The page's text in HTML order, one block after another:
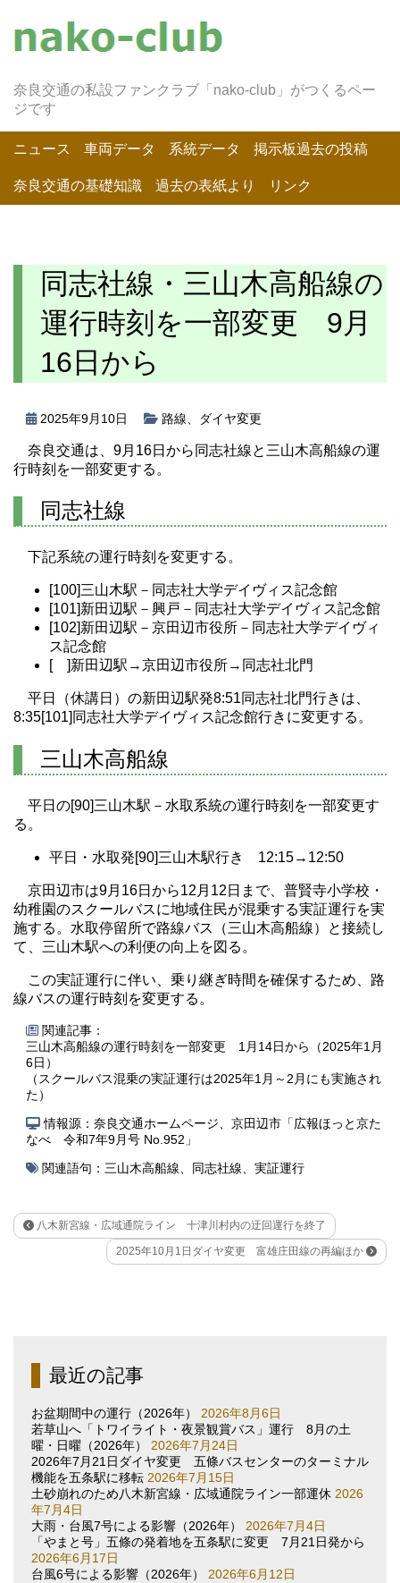
奈良交通の私設ファンクラブ「nako-club」がつくるペー
ジです
ニュース 車両データ 系統データ 掲示板過去の投稿
奈良交通の基礎知識 過去の表紙より リンク
同志社線・三山木高船線の
運行時刻を一部変更 9月
16日から
2025年9月10日 路線 ダイヤ変更
奈良交通は、9月16日から同志社線と三山木高船線の運
行時刻を一部変更する。
同志社線
下記系統の運行時刻を変更する。
[100]三山木駅－同志社大学デイヴィス記念館
[101]新田辺駅－興戸－同志社大学デイヴィス記念館
[102]新田辺駅－京田辺市役所－同志社大学デイヴィ
ス記念館
[ ]新田辺駅→京田辺市役所→同志社北門
平日（休講日）の新田辺駅発8:51同志社北門行きは、
8:35[101]同志社大学デイヴィス記念館行きに変更する。
三山木高船線
平日の[90]三山木駅－水取系統の運行時刻を一部変更す
る。
平日・水取発[90]三山木駅行き 12:15→12:50
京田辺市は9月16日から12月12日まで、普賢寺小学校・
幼稚園のスクールバスに地域住民が混乗する実証運行を実
施する。水取停留所で路線バス（三山木高船線）と接続し
て、三山木駅への利便の向上を図る。
この実証運行に伴い、乗り継ぎ時間を確保するため、路
線バスの運行時刻を変更する。
関連記事：
三山木高船線の運行時刻を一部変更 1月14日から（2025年1月
6日）
（スクールバス混乗の実証運行は2025年1月～2月にも実施され
た）
情報源：奈良交通ホームページ、京田辺市「広報ほっと京た
なべ 令和7年9月号 No.952」
関連語句： 三山木高船線、 同志社線、 実証運行
八木新宮線・広域通院ライン 十津川村内の迂回運行を終了
2025年10月1日ダイヤ変更 富雄庄田線の再編ほか
最近の記事
お盆期間中の運行（2026年）
2026年8月6日
若草山へ「トワイライト・夜景観賞バス」運行 8月の土
曜・日曜（2026年）
2026年7月24日
2026年7月21日ダイヤ変更 五條バスセンターのターミナル
機能を五条駅に移転 2026年7月15日
土砂崩れのため八木新宮線・広域通院ライン一部運休 2026
年7月4日
大雨・台風7号による影響（2026年）
2026年7月4日
「やまと号」五條の発着地を五条駅に変更 7月21日発から
2026年6月17日
台風6号による影響（2026年）
2026年6月12日